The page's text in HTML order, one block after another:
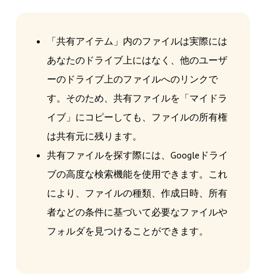
「共有アイテム」内のファイルは実際には
あなたのドライブ上にはなく、他のユーザ
ーのドライブ上のファイルへのリンクで
す。そのため、共有ファイルを「マイドラ
イブ」にコピーしても、ファイルの所有権
は共有元に残ります。
共有ファイルを探す際には、Googleドライ
ブの高度な検索機能を使用できます。これ
により、ファイルの種類、作成日時、所有
者などの条件に基づいて必要なファイルや
フォルダを見つけることができます。